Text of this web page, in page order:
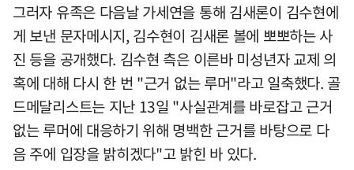
그러자 유족은 다음날 가세연을 통해 김새론이 김수현에
게 보낸 문자메시지, 김수현이 김새론 볼에 뽀뽀하는 사
진 등을 공개했다. 김수현 측은 이른바 미성년자 교제 의
혹에 대해 다시 한 번 "근거 없는 루머"라고 일축했다. 골
드메달리스트는 지난 13일 "사실관계를 바로잡고 근거
없는 루머에 대응하기 위해 명백한 근거를 바탕으로 다
음 주에 입장을 밝히겠다"고 밝힌 바 있다.